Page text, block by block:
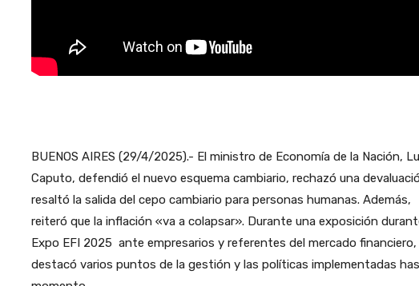
BUENOS AIRES (29/4/2025).- El ministro de Economía de la Nación,
Caputo, defendió el nuevo esquema cambiario, rechazó una
resaltó la salida del cepo cambiario para personas humanas. Además,
reiteró que la inflación «va a colapsar». Durante una exposición
Expo EFI 2025 ante empresarios y referentes del mercado financiero,
destacó varios puntos de la gestión y las políticas implementadas